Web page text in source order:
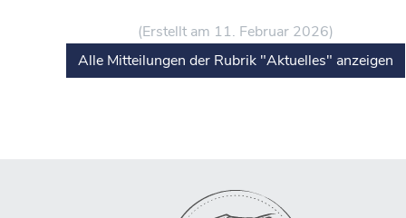
(Erstellt am 11. Februar 2026)
Alle Mitteilungen der Rubrik "Aktuelles" anzeigen